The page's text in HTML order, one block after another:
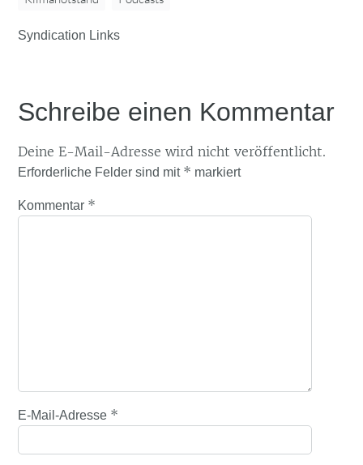
Syndication Links
Schreibe einen Kommentar
Deine E-Mail-Adresse wird nicht veröffentlicht.
Erforderliche Felder sind mit * markiert
Kommentar *
E-Mail-Adresse *